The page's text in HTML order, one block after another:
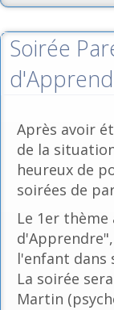
Soirée
Après avoir
de la
heureux de
soirées de
Le 1er thème
l'enfant dans
La soirée
Martin